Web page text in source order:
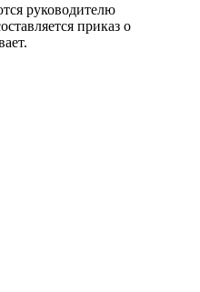
руководителю
приказ о